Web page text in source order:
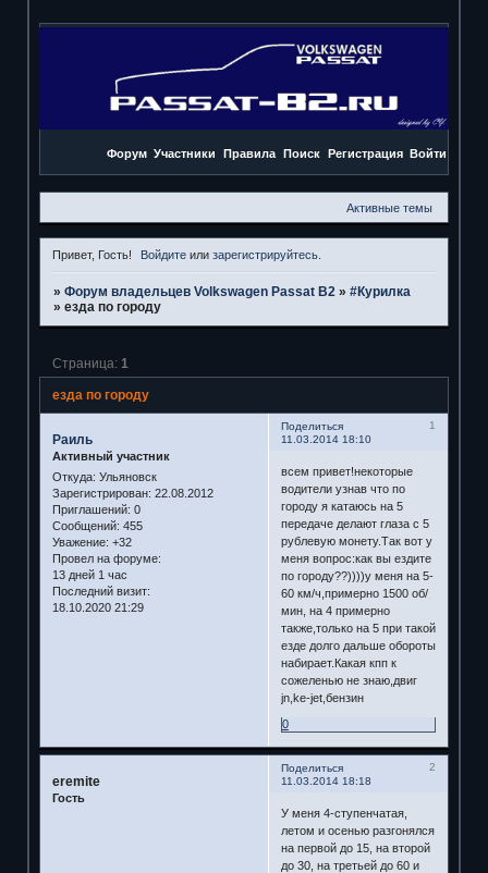
Форум Участники Правила Поиск Регистрация Войти
Активные темы
Привет, Гость! Войдите илизарегистрируйтесь
» Форум владельцев Volkswagen Passat B2 » #Курилка
» езда по городу
езда по городу
Страница: 1
Поделиться
1
11.03.2014 18:10
Раиль
Активный участник
Откуда: Ульяновск
Зарегистрирован: 22.08.2012
Приглашений: 0
Сообщений: 455
Уважение: +32
Провел на форуме:
13 дней 1 час
Последний визит:
18.10.2020 21:29
всем привет!некоторые
водители узнав что по
городу я катаюсь на 5
передаче делают глаза с 5
рублевую монету.Так вот у
меня вопрос:как вы ездите
по городу??))))у меня на 5-
60 км/ч,примерно 1500 об/
мин, на 4 примерно
также,только на 5 при такой
езде долго дальше обороты
набирает.Какая кпп к
сожеленью не знаю,двиг
jn,ke-jet,бензин
0
Поделиться
2
11.03.2014 18:18
eremite
Гость
У меня 4-ступенчатая,
летом и осенью разгонялся
на первой до 15, на второй
до 30, на третьей до 60 и